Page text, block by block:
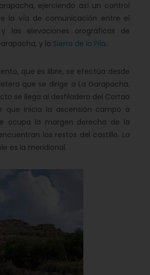
ejerciendo así un control
la vía de comunicación entre el
las elevaciones orográficas de
y la Sierra de la Pila.
que es libre, se efectúa desde
que se dirige a La Garapacha.
se llega al desfiladero del Cortao
que inicia la ascensión campo a
ocupa la margen derecha de la
los restos del castillo. La
es la meridional.